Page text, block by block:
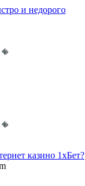
и недорого
казино 1хБет?